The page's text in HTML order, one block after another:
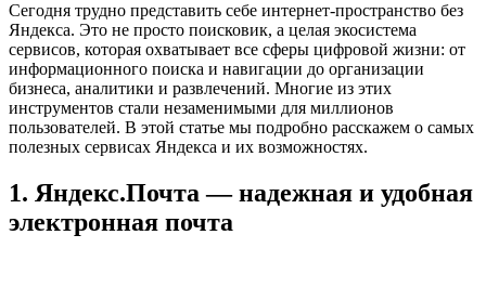
Сегодня трудно представить себе интернет-пространство без
Яндекса. Это не просто поисковик, а целая экосистема
сервисов, которая охватывает все сферы цифровой жизни: от
информационного поиска и навигации до организации
бизнеса, аналитики и развлечений. Многие из этих
инструментов стали незаменимыми для миллионов
пользователей. В этой статье мы подробно расскажем о самых
полезных сервисах Яндекса и их возможностях.
1. Яндекс.Почта — надежная и удобная
электронная почта